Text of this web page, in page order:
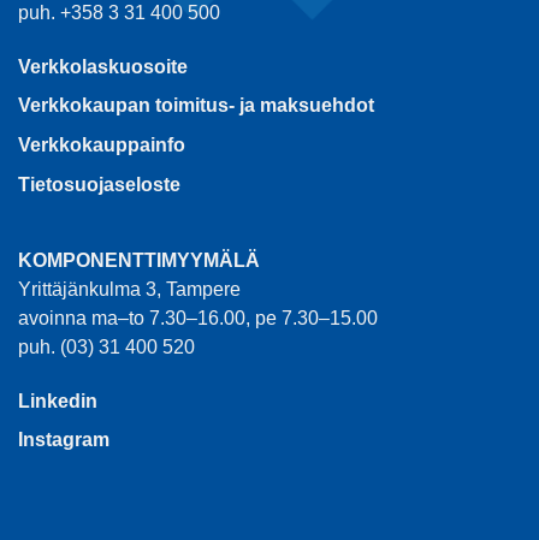
puh. +358 3 31 400 500
Verkkolaskuosoite
Verkkokaupan toimitus- ja maksuehdot
Verkkokauppainfo
Tietosuojaseloste
KOMPONENTTIMYYMÄLÄ
Yrittäjänkulma 3, Tampere
avoinna ma–to 7.30–16.00, pe 7.30–15.00
puh. (03) 31 400 520
Linkedin
Instagram